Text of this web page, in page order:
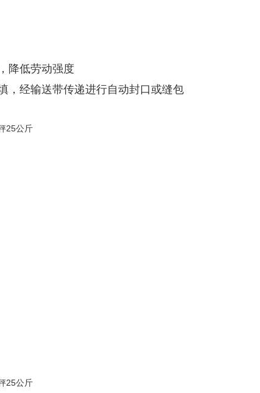
降低劳动强度
，经输送带传递进行自动封口或缝包